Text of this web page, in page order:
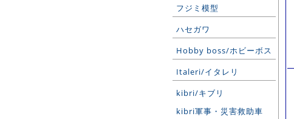
フジミ模型
ハセガワ
Hobby boss/ホビーボス
Italeri/イタレリ
kibri/キブリ
kibri軍事・災害救助車